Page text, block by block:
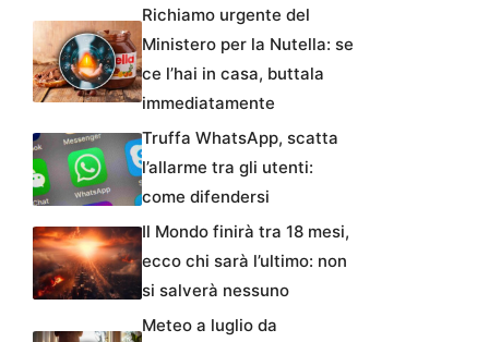
Richiamo urgente del
Ministero per la Nutella: se
ce l’hai in casa, buttala
immediatamente
Truffa WhatsApp, scatta
l’allarme tra gli utenti:
come difendersi
Il Mondo finirà tra 18 mesi,
ecco chi sarà l’ultimo: non
si salverà nessuno
Meteo a luglio da